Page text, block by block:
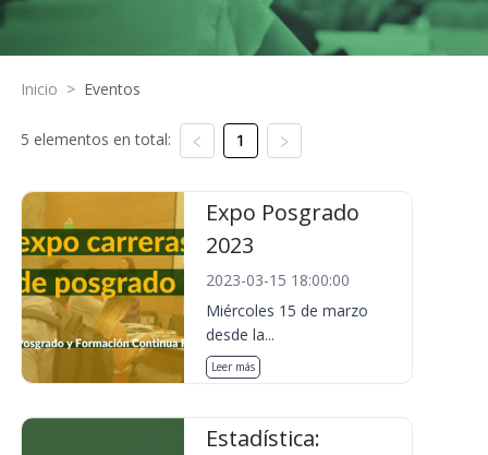
Inicio > Eventos
5 elementos en total: 1
Expo Posgrado
2023
2023-03-15 18:00:00
Miércoles 15 de marzo
desde la...
Leer más
Estadística: